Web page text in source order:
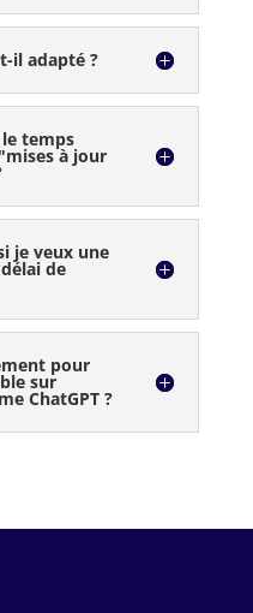
il adapté ?
temps
à jour
je veux une
de
pour
sur
ChatGPT ?